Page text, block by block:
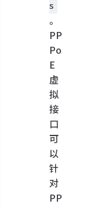
s
。
PP
Po
E
虚
拟
接
口
可
以
针
对
PP